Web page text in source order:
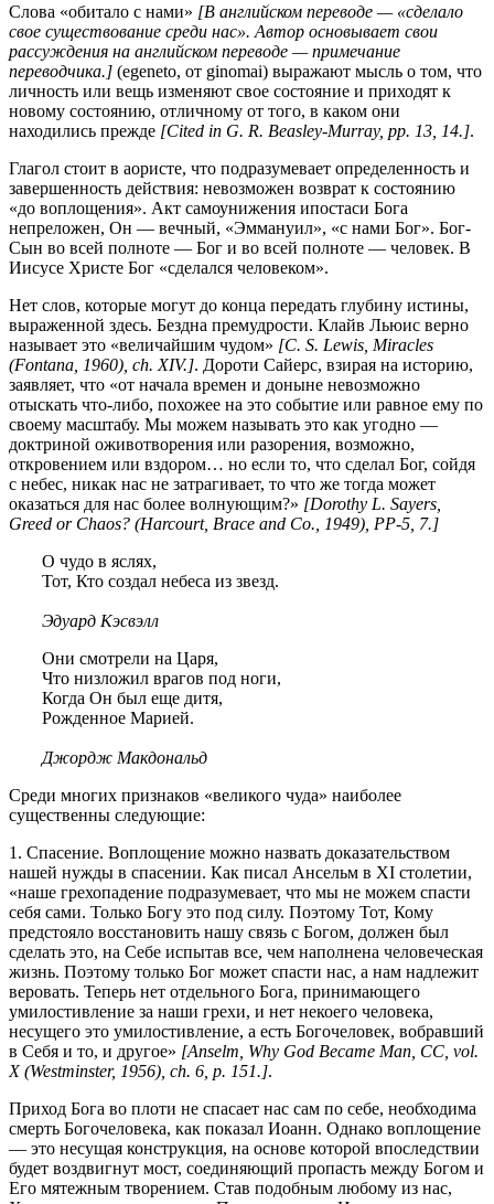
Слова «обитало с нами» [В английском переводе — «сделало
свое существование среди нас». Автор основывает свои
рассуждения на английском переводе —примечание
переводчика.] (egeneto, от ginomai) выражают мысль о том, что
личность или вещь изменяют свое состояние и приходят к
новому состоянию, отличному от того, в каком они
находились прежде [Cited in G. R. Beasley-Murray, pp. 13, 14.].
Глагол стоит в аористе, что подразумевает определенность и
завершенность действия: невозможен возврат к состоянию
«до воплощения». Акт самоунижения ипостаси Бога
непреложен, Он — вечный, «Эммануил», «с нами Бог». Бог-
Сын во всей полноте — Бог и во всей полноте — человек. В
Иисусе Христе Бог «сделался человеком».
Нет слов, которые могут до конца передать глубину истины,
выраженной здесь. Бездна премудрости. Клайв Льюис верно
называет это «величайшим чудом» [C. S. Lewis, Miracles
(Fontana, 1960), ch. XIV.]. Дороти Сайерс, взирая на историю,
заявляет, что «от начала времен и доныне невозможно
отыскать что-либо, похожее на это событие или равное ему по
своему масштабу. Мы можем называть это как угодно —
доктриной оживотворения или разорения, возможно,
откровением или вздором… но если то, что сделал Бог, сойдя
с небес, никак нас не затрагивает, то что же тогда может
оказаться для нас более волнующим?» [Dorothy L. Sayers,
Greed or Chaos? (Harcourt, Brace and Co., 1949), PP-5, 7.]
О чудо в яслях,
Тот, Кто создал небеса из звезд.
Эдуард Кэсвэлл
Они смотрели на Царя,
Что низложил врагов под ноги,
Когда Он был еще дитя,
Рожденное Марией.
Джордж Макдональд
Среди многих признаков «великого чуда» наиболее
существенны следующие:
1. Спасение. Воплощение можно назвать доказательством
нашей нужды в спасении. Как писал Ансельм в XI столетии,
«наше грехопадение подразумевает, что мы не можем спасти
себя сами. Только Богу это под силу. Поэтому Тот, Кому
предстояло восстановить нашу связь с Богом, должен был
сделать это, на Себе испытав все, чем наполнена человеческая
жизнь. Поэтому только Бог может спасти нас, а нам надлежит
веровать. Теперь нет отдельного Бога, принимающего
умилостивление за наши грехи, и нет некоего человека,
несущего это умилостивление, а есть Богочеловек, вобравший
в Себя и то, и другое» [Anselm, Why God Became Man, CC, vol.
X (Westminster, 1956), ch. 6, p. 151.].
Приход Бога во плоти не спасает нас сам по себе, необходима
смерть Богочеловека, как показал Иоанн. Однако воплощение
— это несущая конструкция, на основе которой впоследствии
будет воздвигнут мост, соединяющий пропасть между Богом и
Его мятежным творением. Став подобным любому из нас,